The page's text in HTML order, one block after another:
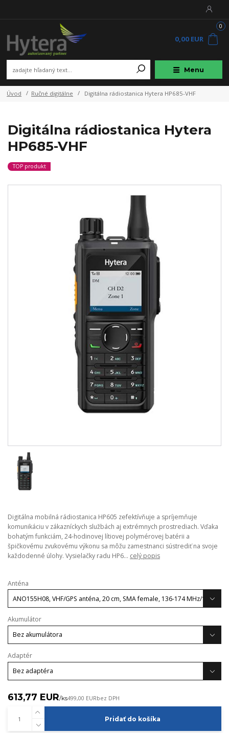
Menu
0
0,00 EUR
Úvod Ručné digitálne Digitálna rádiostanica Hytera HP685-VHF
Digitálna rádiostanica Hytera
HP685-VHF
TOP produkt
Digitálna mobilná rádiostanica HP605 zefektívňuje a spríjemňuje
komunikáciu v zákazníckych službách aj extrémnych prostrediach. Vďaka
bohatým funkciám, 24-hodinovej lítiovej polymérovej batérii a
špičkovému zvukovému výkonu sa môžu zamestnanci sústrediť na svoje
každodenné úlohy. Vysielačky radu HP6... celý popis
Anténa
Akumulátor
Adaptér
613,77 EUR/ks499,00 EURbez DPH
Pridať do košíka